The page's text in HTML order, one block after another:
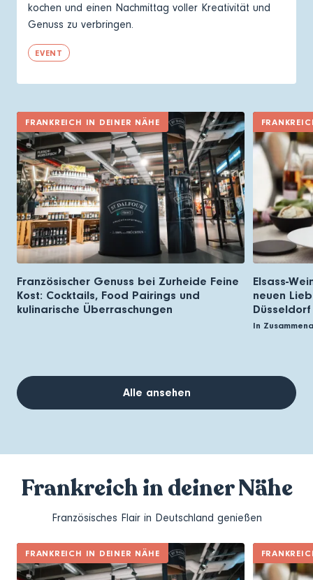
kochen und einen Nachmittag voller Kreativität und
Genuss zu verbringen.
EVENT
FRANKREICH IN DEINER NÄHE
Französischer Genuss bei Zurheide Feine
Kost: Cocktails, Food Pairings und
kulinarische Überraschungen
Elsass-
neuen
Düsseldorf
In
Alle ansehen
Frankreich in deiner Nähe
Französisches Flair in Deutschland genießen
FRANKREICH IN DEINER NÄHE